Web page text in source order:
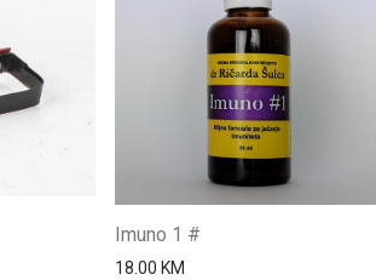
Price range: 55.00 KM through 65.00 KM
Imuno 1 #
18.00 KM